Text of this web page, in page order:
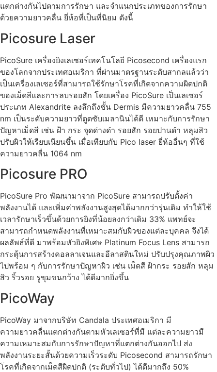
แตกต่างกันไปตามการรักษา และจำแนกประเภทของการรักษา
ด้วยความยาวคลื่น ยี่ห้อที่เป็นที่นิยม ดังนี้
Picosure Laser
PicoSure เครื่องยิงเลเซอร์เทคโนโลยี Picosecond เครื่องแรก
ของโลกจากประเทศอเมริกา ที่ผ่านมาตรฐานระดับสากลแล้วว่า
เป็นเครื่องเลเซอร์ที่สามารถใช้รักษาโรคที่เกิดจากความผิดปกติ
ของเม็ดสีและการลบรอยสัก โดยเครื่อง PicoSure เป็นเลเซอร์
ประเภท Alexandrite ลงลึกถึงชั้น Dermis มีความยาวคลื่น 755
nm เป็นระดับความยาวที่ดูดซับเมลานินได้ดี เหมาะกับการรักษา
ปัญหาเม็ดสี เช่น ฝ้า กระ จุดด่างดำ รอยสัก รอยปานดำ หลุมสิว
ปรับผิวให้เรียบเนียนขึ้น เมื่อเทียบกับ Pico laser ยี่ห้ออื่นๆ ที่ใช้
ความยาวคลื่น 1064 nm
Picosure PRO
PicoSure Pro พัฒนามาจาก PicoSure สามารถปรับตั้งค่า
พลังงานได้ และเพิ่มค่าพลังงานสูงสุดได้มากกว่ารุ่นเดิม ทำให้ใช้
เวลารักษาเร็วขึ้นด้วยการยิงที่น้อยลงกว่าเดิม 33% แพทย์จะ
สามารถกำหนดพลังงานที่เหมาะสมกับผิวของแต่ละบุคคล จึงได้
ผลลัพธ์ที่ดี มาพร้อมหัวยิงพิเศษ Platinum Focus Lens สามารถ
กระตุ้นการสร้างคอลลาเจนและอีลาสตินใหม่ ปรับปรุงคุณภาพผิว
ไปพร้อม ๆ กับการรักษาปัญหาผิว เช่น เม็ดสี ฝ้ากระ รอยสัก หลุม
สิว ริ้วรอย รูขุมขนกว้าง ได้ดีมากยิ่งขึ้น
PicoWay
PicoWay มาจากบริษัท Candala ประเทศอเมริกา มี
ความยาวคลื่นแตกต่างกันตามหัวเลเซอร์ที่มี แต่ละความยาวมี
ความเหมาะสมกับการรักษาปัญหาที่แตกต่างกันออกไป ส่ง
พลังงานระยะสั้นด้วยความเร็วระดับ Picosecond สามารถรักษา
โรคที่เกิดจากเม็ดสีผิดปกติ (ระดับทั่วไป) ได้ดีมากถึง 50%